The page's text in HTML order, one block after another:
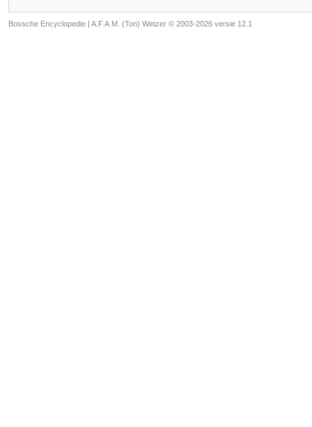
Bossche Encyclopedie | A.F.A.M. (Ton) Wetzer © 2003-2026 versie 12.1